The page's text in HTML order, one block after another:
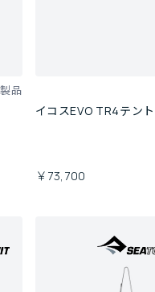
品
イコスEVO TR4テント
￥73,700